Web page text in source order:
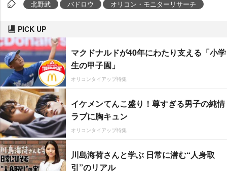
北野武 バドロウ オリコン・モニターリサーチ
PICK UP
マクドナルドが40年にわたり支える「小学
生の甲子園」
オリコンタイアップ特集
イケメンてんこ盛り！尊すぎる男子の純情
ラブに胸キュン
オリコンタイアップ特集
川島海荷さんと学ぶ 日常に潜む“人身取
引”のリアル